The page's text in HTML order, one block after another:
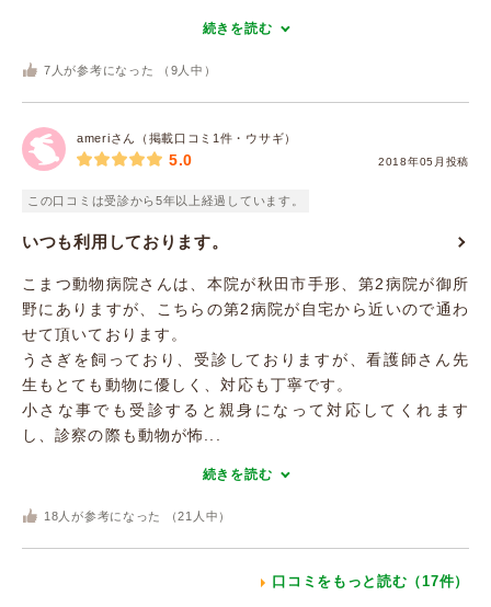
続きを読む
7 人が参考になった （ 9 人中）
ameriさん（掲載口コミ1件・ウサギ）
2018年05月投稿
5.0
この口コミは受診から5年以上経過しています。
いつも利用しております。
こまつ動物病院さんは、本院が秋田市手形、第2病院が御所
野にありますが、こちらの第2病院が自宅から近いので通わ
せて頂いております。
うさぎを飼っており、受診しておりますが、看護師さん先
生もとても動物に優しく、対応も丁寧です。
小さな事でも受診すると親身になって対応してくれます
し、診察の際も動物が怖...
続きを読む
18 人が参考になった （21 人中）
口コミをもっと読む（17件）